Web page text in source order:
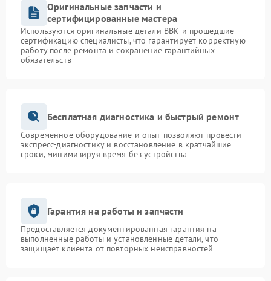
Оригинальные запчасти и
сертифицированные мастера
Используются оригинальные детали BBK и прошедшие
сертификацию специалисты, что гарантирует корректную
работу после ремонта и сохранение гарантийных
обязательств
Бесплатная диагностика и быстрый ремонт
Современное оборудование и опыт позволяют провести
экспресс-диагностику и восстановление в кратчайшие
сроки, минимизируя время без устройства
Гарантия на работы и запчасти
Предоставляется документированная гарантия на
выполненные работы и установленные детали, что
защищает клиента от повторных неисправностей